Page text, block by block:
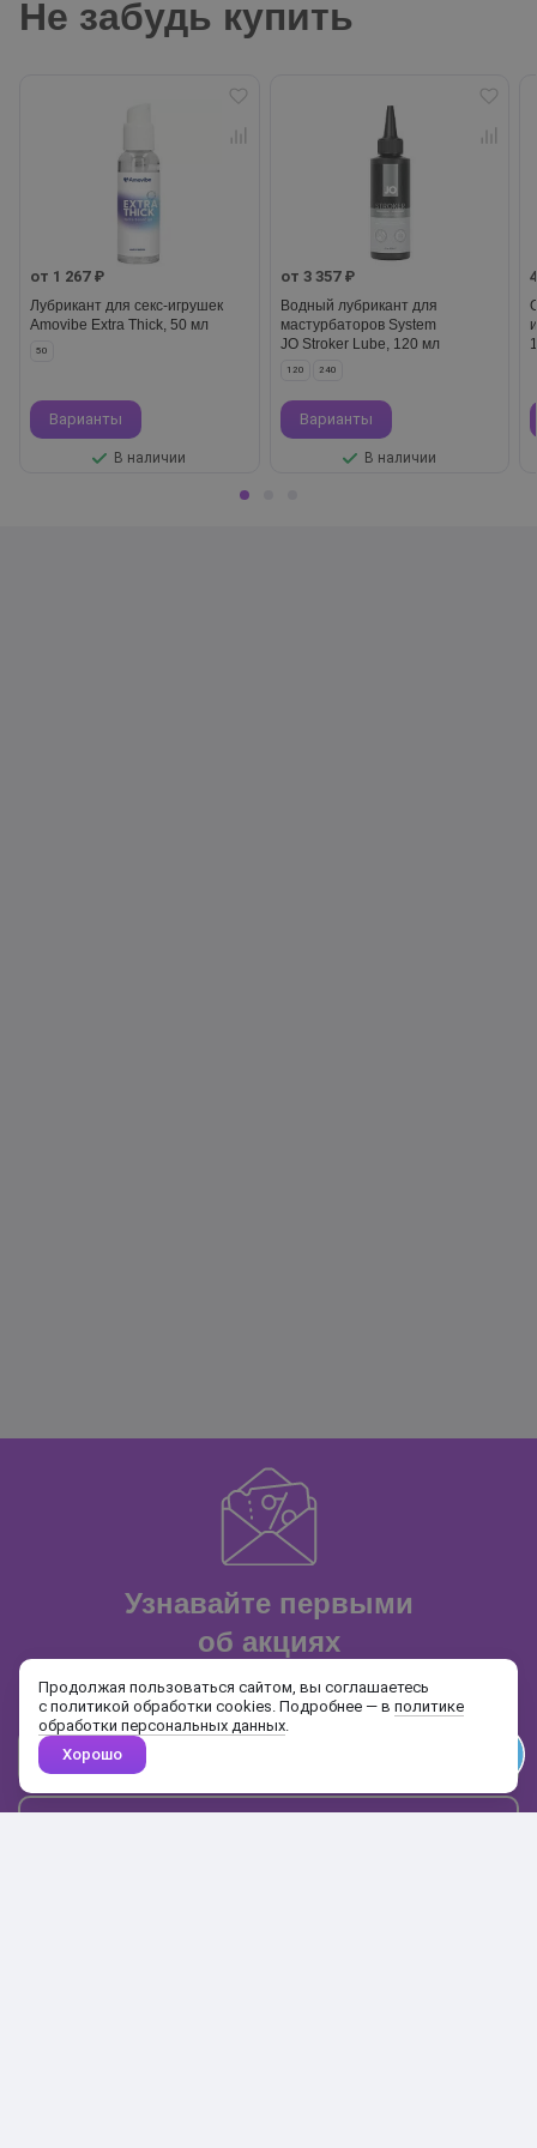
Не забудь купить
от 1 267 ₽
Лубрикант для секс-игрушек
Amovibe Extra Thick, 50 мл
50
Варианты
В наличии
от 3 357 ₽
Водный лубрикант для
мастурбаторов System
JO Stroker Lube, 120 мл
120 240
Варианты
В наличии
Узнавайте первыми
об акциях
и распродажах
Почта
Продолжая пользоваться сайтом, вы соглашаетесь
с политикой обработки cookies. Подробнее — в политике
обработки персональных данных.
Хорошо